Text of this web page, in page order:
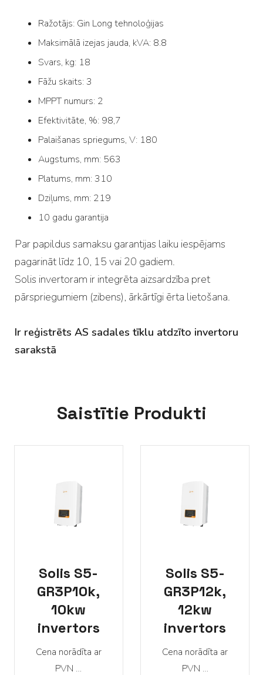
Ražotājs: Gin Long tehnoloģijas
Maksimālā izejas jauda, ​​kVA: 8.8
Svars, kg: 18
Fāžu skaits: 3
MPPT numurs: 2
Efektivitāte, %: 98,7
Palaišanas spriegums, V: 180
Augstums, mm: 563
Platums, mm: 310
Dziļums, mm: 219
10 gadu garantija
Par papildus samaksu garantijas laiku iespējams
pagarināt līdz 10, 15 vai 20 gadiem.
Solis invertoram ir integrēta aizsardzība pret
pārspriegumiem (zibens), ārkārtīgi ērta lietošana.
Ir reģistrēts AS sadales tīklu atdzīto invertoru
sarakstā
Saistītie Produkti
Solis S5-
GR3P10k,
10kw
invertors
Cena norādīta ar
PVN …
Solis S5-
GR3P12k,
12kw
invertors
Cena norādīta ar
PVN …